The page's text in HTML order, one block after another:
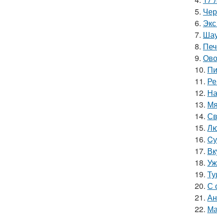
5.
6.
7.
8.
9.
10.
11.
12.
13.
14.
15.
16.
17.
18.
19.
20. С
21.
22.